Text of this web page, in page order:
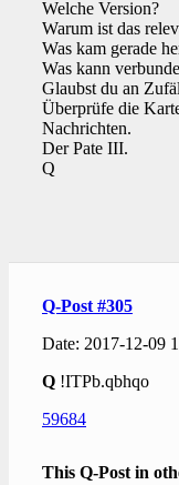
Welche Version?
Warum ist das
Was kam gerade
Was kann
Glaubst du an
Überprüfe die
Nachrichten.
Der Pate III.
Q
Q-Post #305
Date: 2017-12-09
Q !ITPb.qbhqo
59684
This Q-Post in